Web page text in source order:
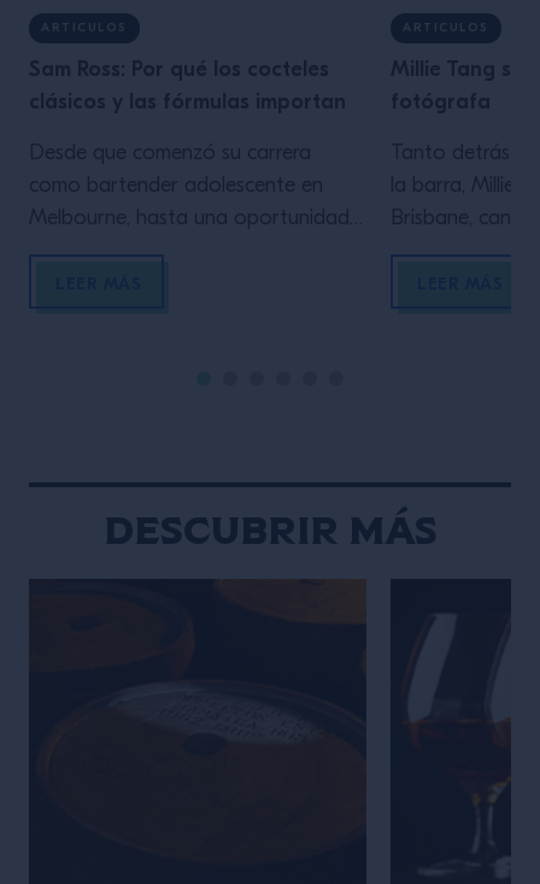
ARTICULOS
Sam Ross: Por qué los cocteles
clásicos y las fórmulas importan
Desde que comenzó su carrera
como bartender adolescente en
Melbourne, hasta una oportunidad
clave en Milk & Honey de Nueva
las virtudes de una base sólida en la
de […]
ARTICULOS
Millie Tang
fotógrafa
Tanto detrás
la barra, Millie
Brisbane,
para crear arte
entrelazan:
Descubrir más